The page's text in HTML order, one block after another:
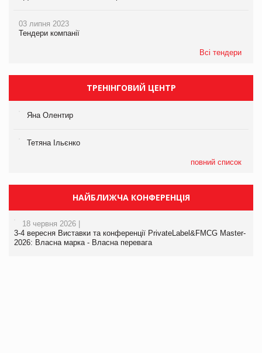
03 липня 2023
Тендери компанії
Всі тендери
ТРЕНІНГОВИЙ ЦЕНТР
Яна Олентир
Тетяна Ільєнко
повний список
НАЙБЛИЖЧА КОНФЕРЕНЦІЯ
18 червня 2026 |
3-4 вересня Виставки та конференції PrivateLabel&FMCG Master-
2026: Власна марка - Власна перевага